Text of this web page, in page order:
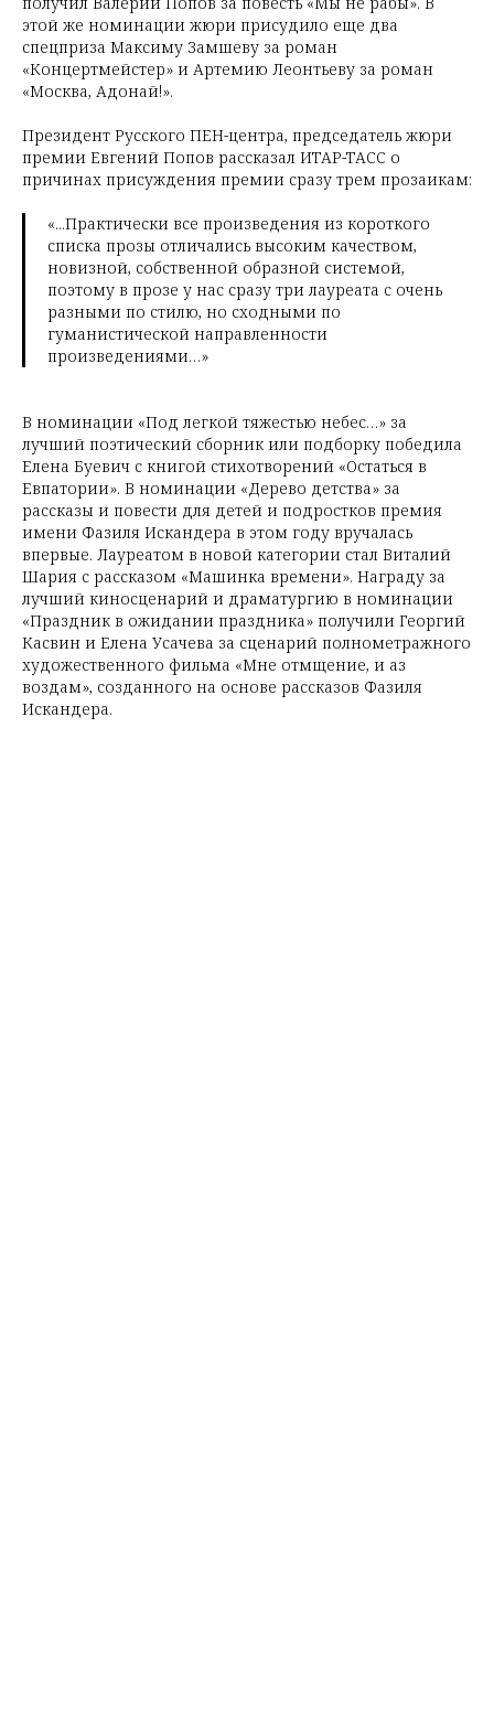
этой же номинации жюри присудило еще два
спецприза Максиму Замшеву за роман
«Концертмейстер» и Артемию Леонтьеву за роман
«Москва, Адонай!».
Президент Русского ПЕН-центра, председатель жюри
премии Евгений Попов рассказал ИТАР-ТАСС о
причинах присуждения премии сразу трем прозаикам:
«...Практически все произведения из короткого
списка прозы отличались высоким качеством,
новизной, собственной образной системой,
поэтому в прозе у нас сразу три лауреата с очень
разными по стилю, но сходными по
гуманистической направленности
произведениями…»
В номинации «Под легкой тяжестью небес…» за
лучший поэтический сборник или подборку победила
Елена Буевич с книгой стихотворений «Остаться в
Евпатории». В номинации «Дерево детства» за
рассказы и повести для детей и подростков премия
имени Фазиля Искандера в этом году вручалась
впервые. Лауреатом в новой категории стал Виталий
Шария с рассказом «Машинка времени». Награду за
лучший киносценарий и драматургию в номинации
«Праздник в ожидании праздника» получили Георгий
Касвин и Елена Усачева за сценарий полнометражного
художественного фильма «Мне отмщение, и аз
воздам», созданного на основе рассказов Фазиля
Искандера.